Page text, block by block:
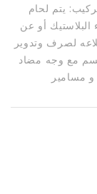
لحمامات السبا والجاكوزى 1-التركيب: يتم لحام
البلاستيك أو عن
كبلاعه لصرف وتدوير
مع وجه مضاد
و مسامير